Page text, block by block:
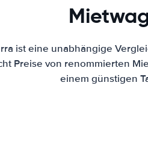
ist eine unabhängige
Preise von renommierten
einem günstigen